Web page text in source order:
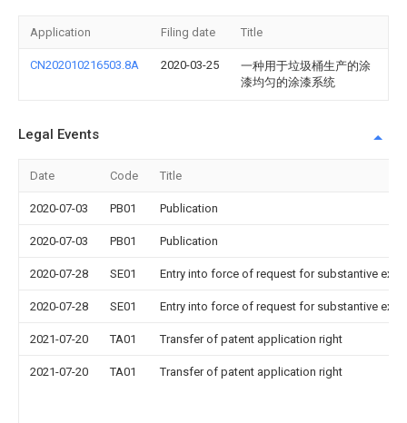
Application Filing date Title
CN202010216503.8A 2020-03-25
一种用于垃圾桶生产的涂
漆均匀的涂漆系统
Legal Events
Date Code Title
2020-07-03 PB01 Publication
2020-07-03 PB01 Publication
2020-07-28 SE01 Entry into force of request for substantive
2020-07-28 SE01 Entry into force of request for substantive
2021-07-20 TA01 Transfer of patent application right
2021-07-20 TA01 Transfer of patent application right